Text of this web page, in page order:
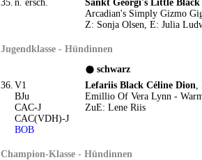
35. n. ersch.
Sankt Georgi's Little
Arcadian's Simply Gizmo
Z: Sonja Olsen, E: Julia
Jugendklasse - Hündinnen
schwarz
36. V1
BJu
CAC-J
CAC(VDH)-J
BOB
Lefariis Black Céline Dion,
Emillio Of Vera Lynn -
ZuE: Lene Riis
Champion-Klasse - Hündinnen